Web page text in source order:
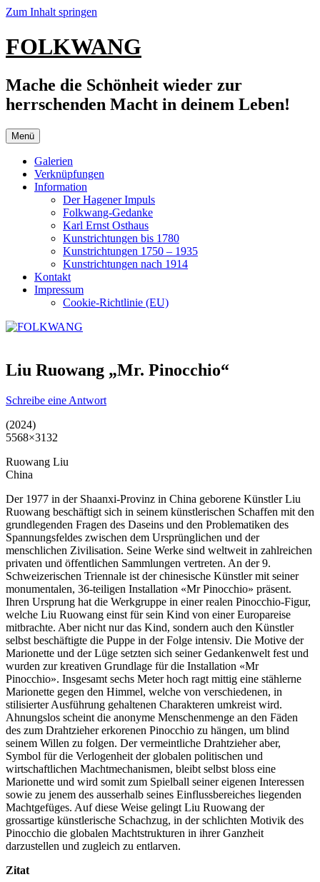
Zum Inhalt springen
FOLKWANG
Mache die Schönheit wieder zur
herrschenden Macht in deinem Leben!
Menü
Galerien
Verknüpfungen
Information
Der Hagener Impuls
Folkwang-Gedanke
Karl Ernst Osthaus
Kunstrichtungen bis 1780
Kunstrichtungen 1750 – 1935
Kunstrichtungen nach 1914
Kontakt
Impressum
Cookie-Richtlinie (EU)
Liu Ruowang „Mr. Pinocchio“
Schreibe eine Antwort
(2024)
5568×3132
Ruowang Liu
China
Der 1977 in der Shaanxi-Provinz in China geborene Künstler Liu
Ruowang beschäftigt sich in seinem künstlerischen Schaffen mit den
grundlegenden Fragen des Daseins und den Problematiken des
Spannungsfeldes zwischen dem Ursprünglichen und der
menschlichen Zivilisation. Seine Werke sind weltweit in zahlreichen
privaten und öffentlichen Sammlungen vertreten. An der 9.
Schweizerischen Triennale ist der chinesische Künstler mit seiner
monumentalen, 36-teiligen Installation «Mr Pinocchio» präsent.
Ihren Ursprung hat die Werkgruppe in einer realen Pinocchio-Figur,
welche Liu Ruowang einst für sein Kind von einer Europareise
mitbrachte. Aber nicht nur das Kind, sondern auch den Künstler
selbst beschäftigte die Puppe in der Folge intensiv. Die Motive der
Marionette und der Lüge setzten sich seiner Gedankenwelt fest und
wurden zur kreativen Grundlage für die Installation «Mr
Pinocchio». Insgesamt sechs Meter hoch ragt mittig eine stählerne
Marionette gegen den Himmel, welche von verschiedenen, in
stilisierter Ausführung gehaltenen Charakteren umkreist wird.
Ahnungslos scheint die anonyme Menschenmenge an den Fäden
des zum Drahtzieher erkorenen Pinocchio zu hängen, um blind
seinem Willen zu folgen. Der vermeintliche Drahtzieher aber,
Symbol für die Verlogenheit der globalen politischen und
wirtschaftlichen Machtmechanismen, bleibt selbst bloss eine
Marionette und wird somit zum Spielball seiner eigenen Interessen
sowie zu jenem des ausserhalb seines Einflussbereiches liegenden
Machtgefüges. Auf diese Weise gelingt Liu Ruowang der
grossartige künstlerische Schachzug, in der schlichten Motivik des
Pinocchio die globalen Machtstrukturen in ihrer Ganzheit
darzustellen und zugleich zu entlarven.
Zitat